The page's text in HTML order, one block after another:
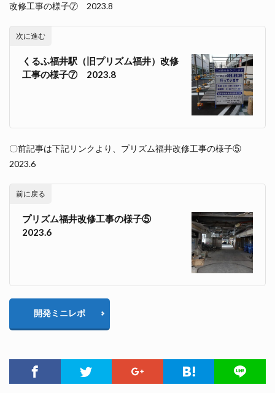
改修工事の様子⑦ 2023.8
次に進む
くるふ福井駅（旧プリズム福井）改修
工事の様子⑦ 2023.8
〇前記事は下記リンクより、プリズム福井改修工事の様子⑤
2023.6
前に戻る
プリズム福井改修工事の様子⑤
2023.6
開発ミニレポ